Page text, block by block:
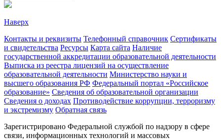
Наверх
Контакты и реквизиты Телефонный справочник Сертификаты
и свидетельства Ресурсы Карта сайта Наличие
государственной аккредитации образовательной деятельности
Выписка из реестра лицензий на осуществление
образовательной деятельности Министерствo науки и
высшего образования РФ Федеральный портал «Российское
образование» Сведения об образовательной организации
Сведения о доходах Противодействие коррупции, терроризму
и экстремизму Обратная связь
Зарегистрировано Федеральной службой по надзору в сфере
связи, информационных технологий и массовых